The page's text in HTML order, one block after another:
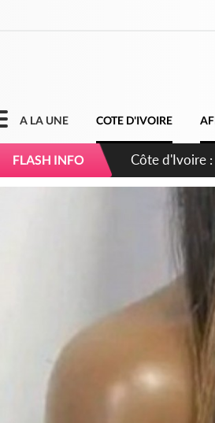
A LA UNE COTE D'IVOIRE
FLASH INFO
Côte d'Ivoire :